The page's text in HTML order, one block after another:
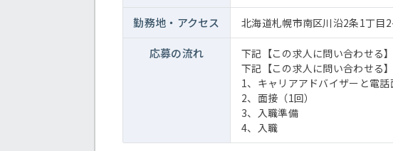
勤務地・ アクセス 北海道札幌市南区川沿2条1丁目
応募の流れ
下記【この求人に問い合わせる
下記【この求人に問い合わせる
1、キャリアアドバイザーと電話
2、面接（1回）
3、入職準備
4、入職